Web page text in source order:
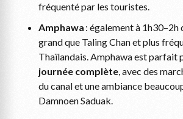
fréquenté par les touristes.
Amphawa : également à 1h30–2h
grand que Taling Chan et plus
Thaïlandais. Amphawa est parfait
journée complète, avec des
du canal et une ambiance
Damnoen Saduak.